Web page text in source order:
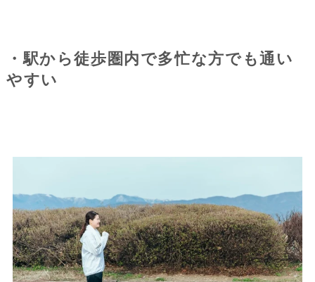
・駅から徒歩圏内で多忙な方でも通い
やすい